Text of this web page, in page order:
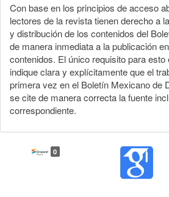
Con base en los principios de acceso
lectores de la revista tienen derecho a
y distribución de los contenidos del
de manera inmediata a la publicación
contenidos. El único requisito para
indique clara y explícitamente que el
primera vez en el Boletín Mexicano de
se cite de manera correcta la fuente
correspondiente.
0